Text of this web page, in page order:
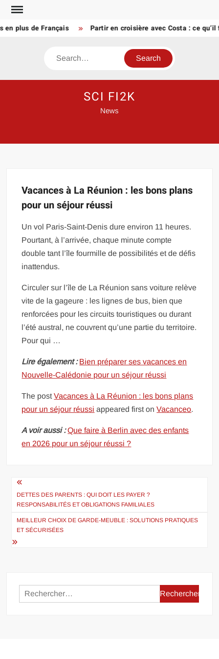
Skip
content
en plus de Français Partir en croisière avec Costa : ce
Search
SCI FI2K
News
Vacances à La Réunion : les bons plans
pour un séjour réussi
Un vol Paris-Saint-Denis dure environ 11 heures.
Pourtant, à l’arrivée, chaque minute compte
double tant l’île fourmille de possibilités et de défis
inattendus.
Circuler sur l’île de La Réunion sans voiture relève
vite de la gageure : les lignes de bus, bien que
renforcées pour les circuits touristiques ou durant
l’été austral, ne couvrent qu’une partie du territoire.
Pour qui …
Lire également : Bien préparer ses vacances en
Nouvelle-Calédonie pour un séjour réussi
The postVacances à La Réunion : les bons plans
pour un séjour réussi appeared first onVacanceo.
A voir aussi : Que faire à Berlin avec des enfants
en 2026 pour un séjour réussi ?
Navigation
de
l’article
DETTES DES PARENTS : QUI DOIT LES PAYER ?
RESPONSABILITÉS ET OBLIGATIONS FAMILIALES
MEILLEUR CHOIX DE GARDE-MEUBLE : SOLUTIONS PRATIQUES
ET SÉCURISÉES
Rechercher :